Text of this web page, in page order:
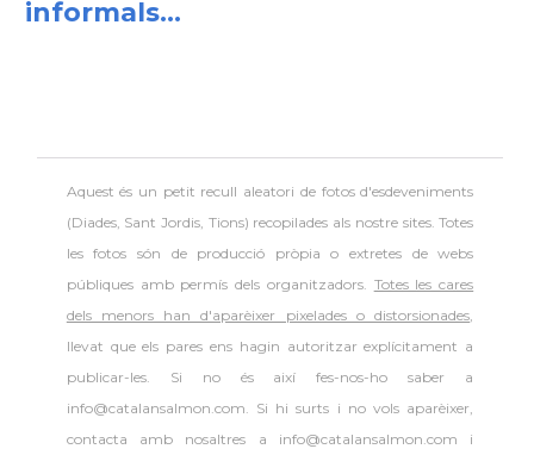
informals...
Aquest és un petit recull aleatori de fotos d'esdeveniments
(Diades, Sant Jordis, Tions) recopilades als nostre sites. Totes
les fotos són de producció pròpia o extretes de webs
públiques amb permís dels organitzadors. Totes les cares
dels menors han d'aparèixer pixelades o distorsionades,
llevat que els pares ens hagin autoritzar explícitament a
publicar-les. Si no és així fes-nos-ho saber a
info@catalansalmon.com. Si hi surts i no vols aparèixer,
contacta amb nosaltres a info@catalansalmon.com i